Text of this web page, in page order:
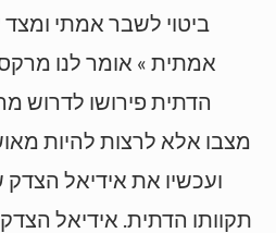
ביטוי לשבר אמתי
אמתית » אומר לנו
הדתית פירושו לדרוש
מצבו אלא לרצות להיות
ועכשיו את אידיאל
תקוותו הדתית. אידיאל